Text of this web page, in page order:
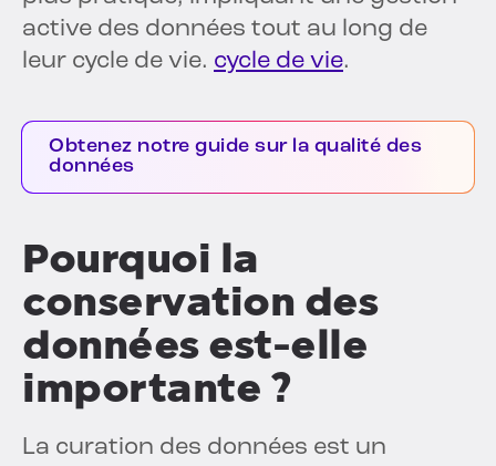
active des données tout au long de
leur cycle de vie. cycle de vie.
Obtenez notre guide sur la qualité des
données
Pourquoi la
conservation des
données est-elle
importante ?
La curation des données est un